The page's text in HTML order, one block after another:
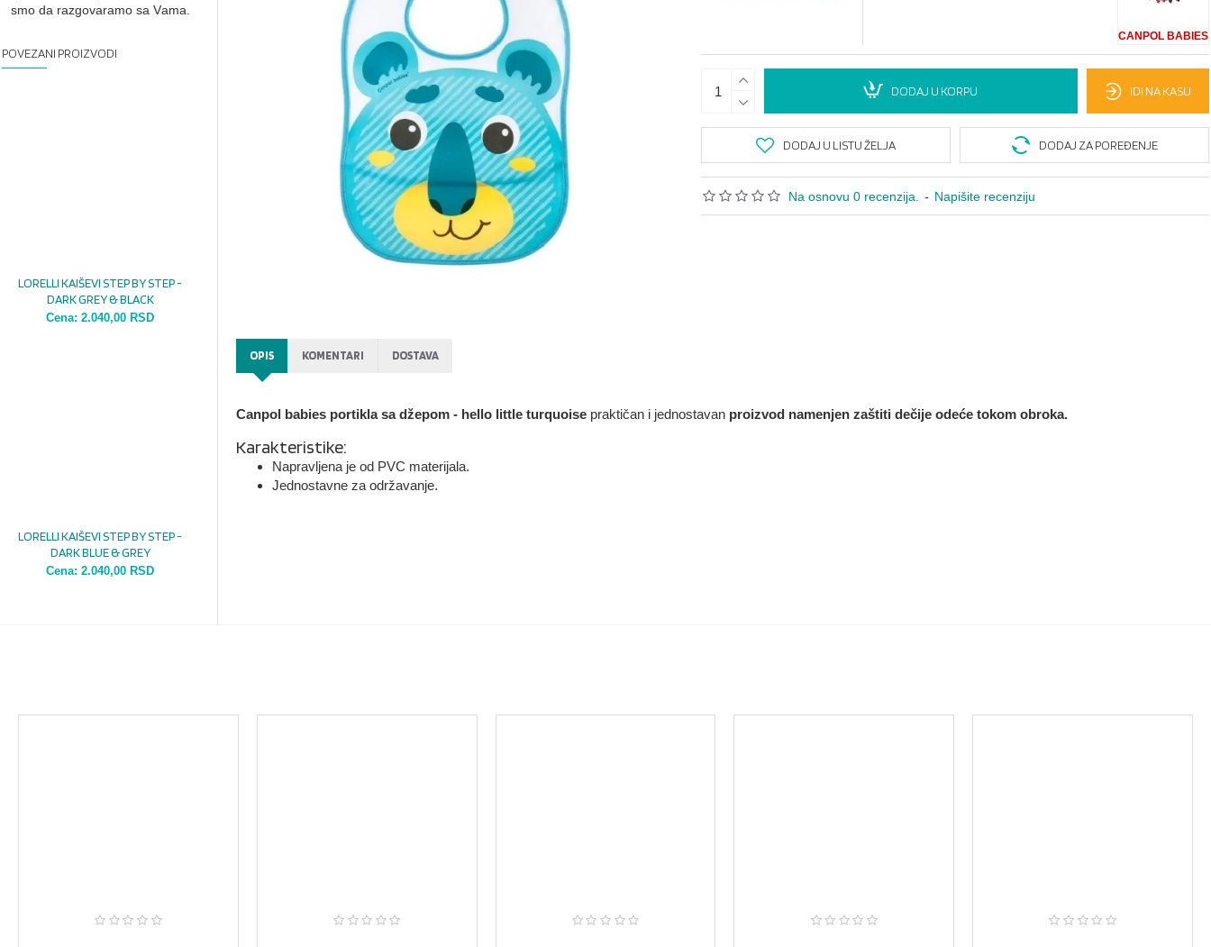
smo dа rаzgovаrаmo sа Vаmа.
POVEZANI PROIZVODI
LORELLI KAIŠEVI STEP BY STEP -
DARK GREY & BLACK
Cena:2.040,00 RSD
LORELLI KAIŠEVI STEP BY STEP -
DARK BLUE & GREY
Cena:2.040,00 RSD
Na osnovu 0 recenzija. - Napišite recenziju
CANPOL BABIES
DODAJ U KORPU IDI NA KASU
DODAJ U LISTU ŽELJA DODAJ ZA POREĐENJE
OPIS KOMENTARI DOSTAVA
Canpol babies portikla sa džepom - hello little turquoise praktičan i jednostavan proizvod namenjen zaštiti dečije odeće tokom obroka.
Karakteristike:
Napravljena je od PVC materijala.
Jednostavne za održavanje.